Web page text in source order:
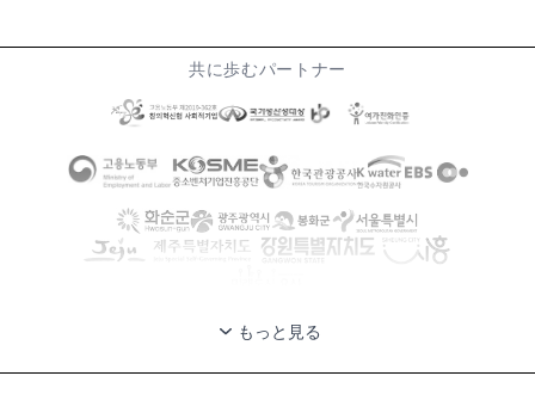
共に歩むパートナー
もっと見る